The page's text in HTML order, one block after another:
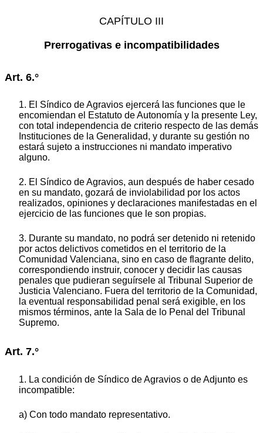
CAPÍTULO III
Prerrogativas e incompatibilidades
Art. 6.°
1. El Síndico de Agravios ejercerá las funciones que le
encomiendan el Estatuto de Autonomía y la presente Ley,
con total independencia de criterio respecto de las demás
Instituciones de la Generalidad, y durante su gestión no
estará sujeto a instrucciones ni mandato imperativo
alguno.
2. El Síndico de Agravios, aun después de haber cesado
en su mandato, gozará de inviolabilidad por los actos
realizados, opiniones y declaraciones manifestadas en el
ejercicio de las funciones que le son propias.
3. Durante su mandato, no podrá ser detenido ni retenido
por actos delictivos cometidos en el territorio de la
Comunidad Valenciana, sino en caso de flagrante delito,
correspondiendo instruir, conocer y decidir las causas
penales que pudieran seguírsele al Tribunal Superior de
Justicia Valenciano. Fuera del territorio de la Comunidad,
la eventual responsabilidad penal será exigible, en los
mismos términos, ante la Sala de lo Penal del Tribunal
Supremo.
Art. 7.°
1. La condición de Síndico de Agravios o de Adjunto es
incompatible:
a) Con todo mandato representativo.